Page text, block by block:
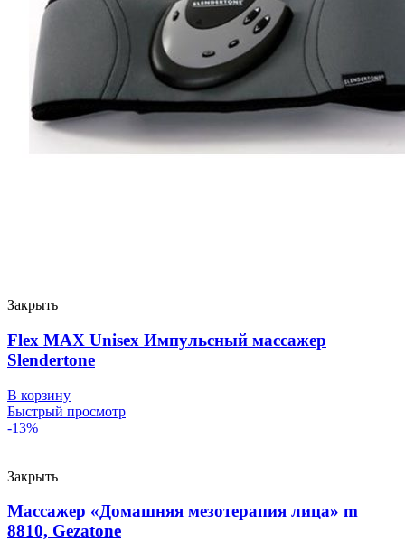
Закрыть
Flex MAX Unisex Импульсный массажер
Slendertone
В корзину
Быстрый просмотр
-13%
Закрыть
Массажер «Домашняя мезотерапия лица» m
8810, Gezatone